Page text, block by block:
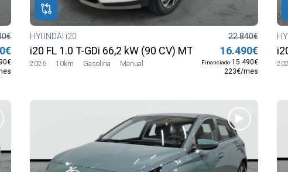
MT6 2WD Blackline
HYUNDAI i20
i20 FL 1.0 T-GDi 66,2 kW (90 CV) MT6 2WD Smart MY26
2026 10km Gasolina Manual
22.840€
16.490€
Financiado15.490€
223€/mes